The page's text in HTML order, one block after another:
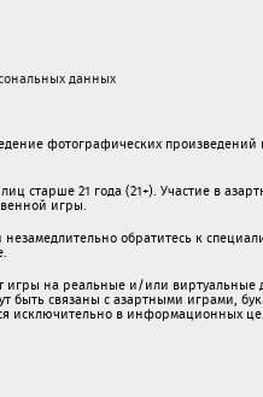
данных
фотографических
старше 21 года (21+). Участие в
игры.
обратитесь к
на реальные и/или виртуальные
быть связаны c азартными игрaми,
исключительно в информационных